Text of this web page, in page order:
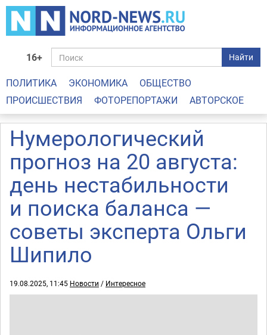
16+ Найти
ПОЛИТИКА ЭКОНОМИКА
ОБЩЕСТВО
ПРОИСШЕСТВИЯ
ФОТОРЕПОРТАЖИ АВТОРСКОЕ
Нумерологический
прогноз на 20 августа:
день нестабильности
и поиска баланса —
советы эксперта Ольги
Шипило
19.08.2025, 11:45 Новости / Интересное